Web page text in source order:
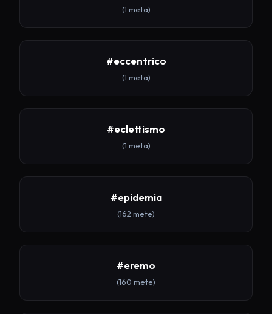
(1 meta)
#eccentrico
(1 meta)
#eclettismo
(1 meta)
#epidemia
(162 mete)
#eremo
(160 mete)